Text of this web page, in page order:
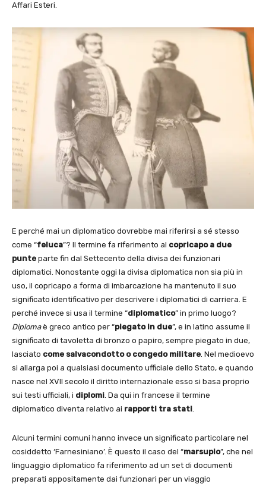
Affari Esteri.
E perché mai un diplomatico dovrebbe mai riferirsi a sé stesso
come “feluca”? Il termine fa riferimento al copricapo a due
punte parte fin dal Settecento della divisa dei funzionari
diplomatici. Nonostante oggi la divisa diplomatica non sia più in
uso, il copricapo a forma di imbarcazione ha mantenuto il suo
significato identificativo per descrivere i diplomatici di carriera. E
perché invece si usa il termine “diplomatico” in primo luogo?
Diplomaè greco antico per “piegato in due”, e in latino assume il
significato di tavoletta di bronzo o papiro, sempre piegato in due,
lasciato come salvacondotto o congedo militare. Nel medioevo
si allarga poi a qualsiasi documento ufficiale dello Stato, e quando
nasce nel XVII secolo il diritto internazionale esso si basa proprio
sui testi ufficiali, i diplomi. Da qui in francese il termine
diplomatico diventa relativo ai rapporti tra stati.
Alcuni termini comuni hanno invece un significato particolare nel
cosiddetto ‘Farnesiniano’. È questo il caso del “marsupio”, che nel
linguaggio diplomatico fa riferimento ad un set di documenti
preparati appositamente dai funzionari per un viaggio